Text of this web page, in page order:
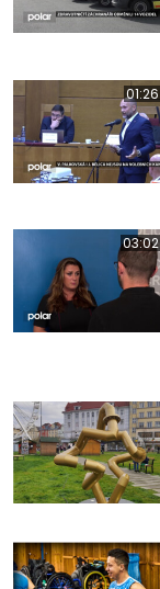
01:26
03:02